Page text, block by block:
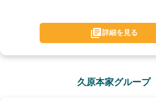
詳細を見る
久原本家グループ